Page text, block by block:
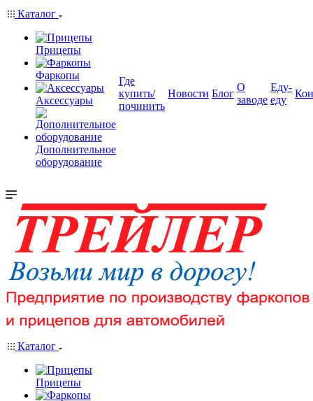
Каталог
Прицепы
Фаркопы
Аксессуары
Дополнительное
оборудование
Где
купить/
починить
Новости Блог
О
заводе
Еду-
еду
Каталог
Прицепы